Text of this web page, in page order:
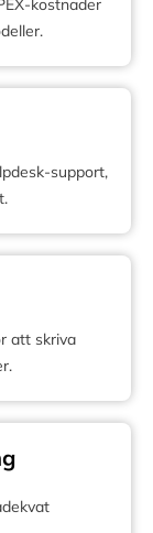
support,
att skriva